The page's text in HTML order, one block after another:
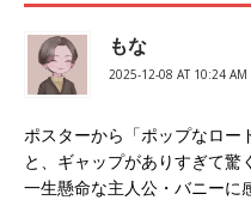
もな
2025-12-08 AT 10:24 AM
ポスターから「ポップなロー
と、ギャップがありすぎて驚
一生懸命な主人公・バニーに